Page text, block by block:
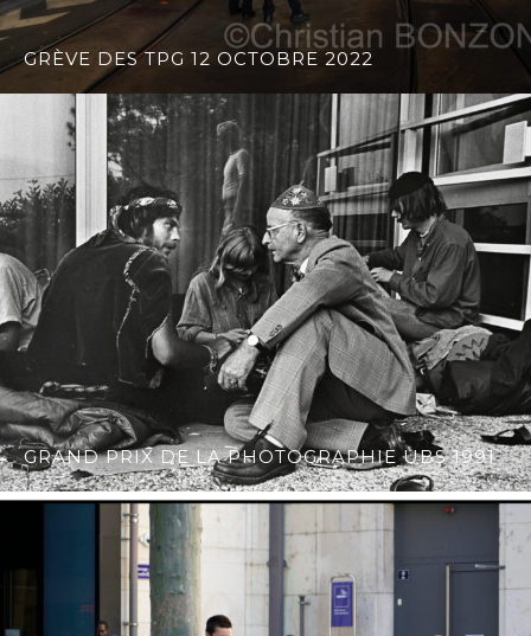
GRÈVE DES TPG 12 OCTOBRE 2022
GRAND PRIX DE LA PHOTOGRAPHIE UBS 1991